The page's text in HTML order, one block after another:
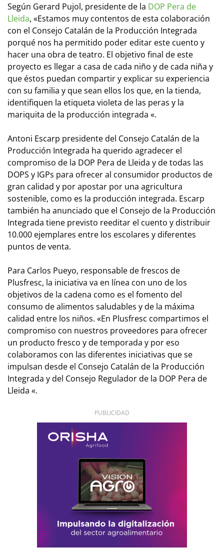
Según Gerard Pujol, presidente de la DOP Pera de
Lleida, «Estamos muy contentos de esta colaboración
con el Consejo Catalán de la Producción Integrada
porqué nos ha permitido poder editar este cuento y
hacer una obra de teatro. El objetivo final de este
proyecto es llegar a casa de cada niño y de cada niña y
que éstos puedan compartir y explicar su experiencia
con su familia y que sean ellos los que, en la tienda,
identifiquen la etiqueta violeta de las peras y la
mariquita de la producción integrada «.
Antoni Escarp presidente del Consejo Catalán de la
Producción Integrada ha querido agradecer el
compromiso de la DOP Pera de Lleida y de todas las
DOPS y IGPs para ofrecer al consumidor productos de
gran calidad y por apostar por una agricultura
sostenible, como es la producción integrada. Escarp
también ha anunciado que el Consejo de la Producción
Integrada tiene previsto reeditar el cuento y distribuir
10.000 ejemplares entre los escolares y diferentes
puntos de venta.
Para Carlos Pueyo, responsable de frescos de
Plusfresc, la iniciativa va en línea con uno de los
objetivos de la cadena como es el fomento del
consumo de alimentos saludables y de la máxima
calidad entre los niños. «En Plusfresc compartimos el
compromiso con nuestros proveedores para ofrecer
un producto fresco y de temporada y por eso
colaboramos con las diferentes iniciativas que se
impulsan desde el Consejo Catalán de la Producción
Integrada y del Consejo Regulador de la DOP Pera de
Lleida «.
PUBLICIDAD